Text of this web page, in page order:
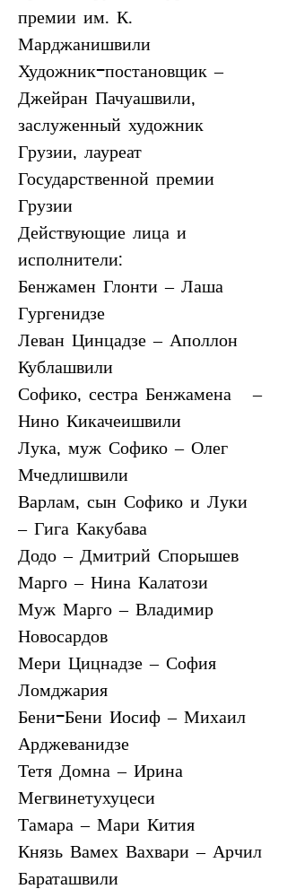
премии им. К.
Марджанишвили
Художник-постановщик –
Джейран Пачуашвили,
заслуженный художник
Грузии, лауреат
Государственной премии
Грузии
Действующие лица и
исполнители:
Бенжамен Глонти – Лаша
Гургенидзе
Леван Цинцадзе – Аполлон
Кублашвили
Софико, сестра Бенжамена   –
Нино Кикачеишвили
Лука, муж Софико – Олег
Мчедлишвили
Варлам, сын Софико и Луки
– Гига Какубава
Додо – Дмитрий Спорышев
Марго – Нина Калатози
Муж Марго – Владимир
Новосардов
Мери Цицнадзе – София
Ломджария
Бени-Бени Иосиф – Михаил
Арджеванидзе
Тетя Домна – Ирина
Мегвинетухуцеси
Тамара – Мари Кития
Князь Вамех Вахвари – Арчил
Бараташвили